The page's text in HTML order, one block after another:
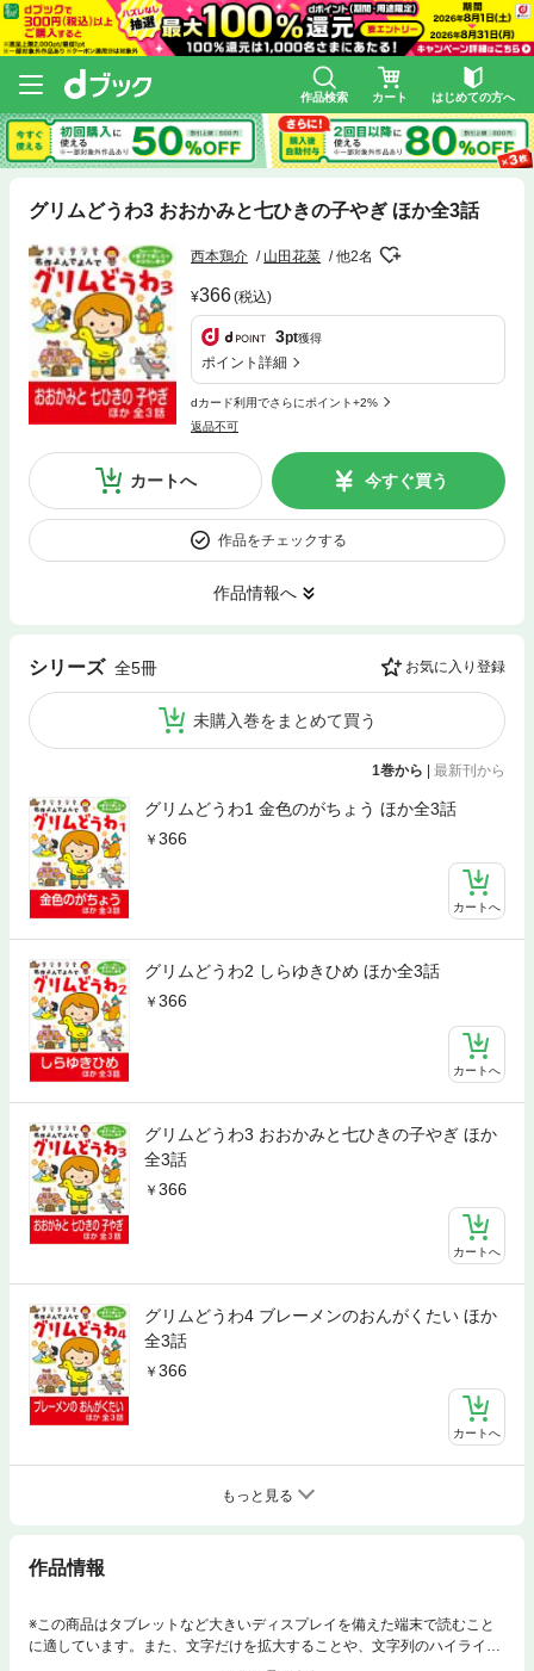
作品検索 カート はじめての方へ
グリムどうわ3 おおかみと七ひきの子やぎ ほか全3話
西本鶏介 山田花菜 他2名
366(税込)
3pt獲得
ポイント詳細
dカード利用でさらにポイント+2%
返品不可
カートへ 今すぐ買う
作品をチェックする
作品情報へ
シリーズ 全5冊 お気に入り登録
未購入巻をまとめて買う
1巻から 最新刊から
グリムどうわ1 金色のがちょう ほか全3話
366
カートへ
グリムどうわ2 しらゆきひめ ほか全3話
366
カートへ
グリムどうわ3 おおかみと七ひきの子やぎ ほか
全3話
366
カートへ
グリムどうわ4 ブレーメンのおんがくたい ほか
全3話
366
カートへ
もっと見る
作品情報
※この商品はタブレットなど大きいディスプレイを備えた端末で読むこと
に適しています。また、文字だけを拡大することや、文字列のハイライ
ト、検索、辞書の参照、引用などの機能が使用できません。名作おはなし